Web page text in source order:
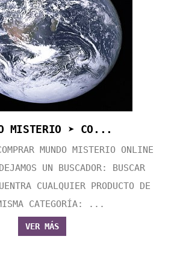
MISTERIO ➤ CO...
MUNDO MISTERIO ONLINE
UN BUSCADOR: BUSCAR
CUALQUIER PRODUCTO DE
CATEGORÍA: ...
VER MÁS